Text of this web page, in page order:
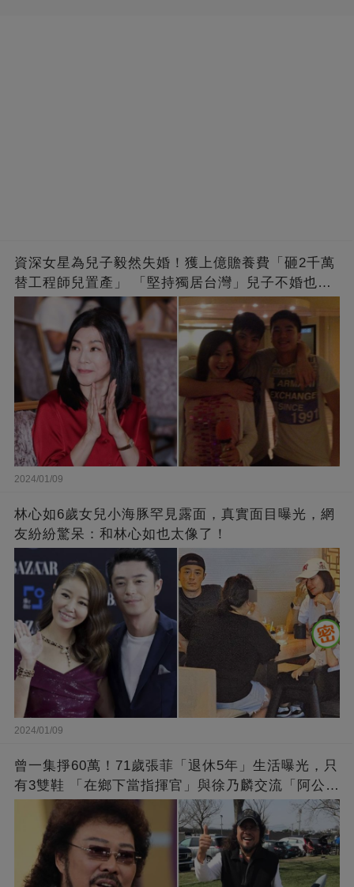
資深女星為兒子毅然失婚！獲上億贍養費「砸2千萬
替工程師兒置產」 「堅持獨居台灣」兒子不婚也支
2024/01/09
林心如6歲女兒小海豚罕見露面，真實面目曝光，網
友紛紛驚呆：和林心如也太像了！
2024/01/09
曾一集掙60萬！71歲張菲「退休5年」生活曝光，只
有3雙鞋 「在鄉下當指揮官」與徐乃麟交流「阿公